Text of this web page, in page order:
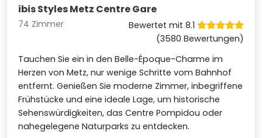
ibis Styles Metz Centre Gare
74 Zimmer
Bewertet mit 8.1
(3580 Bewertungen)
Tauchen Sie ein in den Belle-Époque-Charme im
Herzen von Metz, nur wenige Schritte vom Bahnhof
entfernt. Genießen Sie moderne Zimmer, inbegriffene
Frühstücke und eine ideale Lage, um historische
Sehenswürdigkeiten, das Centre Pompidou oder
nahegelegene Naturparks zu entdecken.